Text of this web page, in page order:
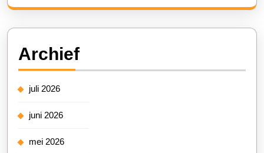
Archief
juli 2026
juni 2026
mei 2026